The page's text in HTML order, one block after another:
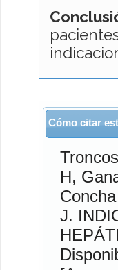
Cómo citar
H,
Concha
J. INDICACIONES INHABITUALES DE TRASPLANTE